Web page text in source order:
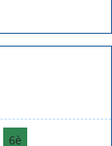
6è